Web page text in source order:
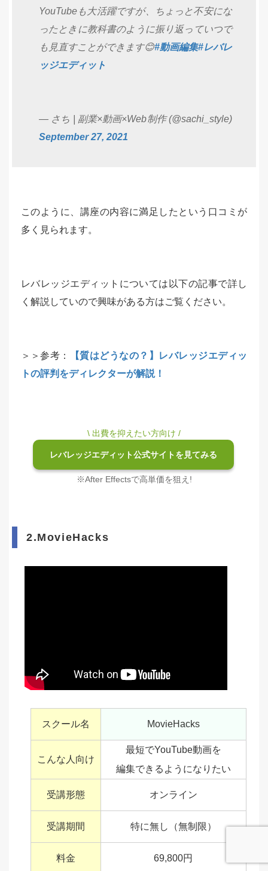
YouTubeも大活躍ですが、ちょっと不安にな
ったときに教科書のように振り返っていつで
も見直すことができます😊#動画編集#レバレ
ッジエディット
— さち | 副業×動画×Web制作 (@sachi_style)
September 27, 2021
このように、講座の内容に満足したという口コミが
多く見られます。
レバレッジエディットについては以下の記事で詳し
く解説していので興味がある方はご覧ください。
＞＞参考：
【質はどうなの？】レバレッジエディッ
トの評判をディレクターが解説！
\ 出費を抑えたい方向け /
レバレッジエディット公式サイトを見てみる
※After Effectsで高単価を狙え!
2.MovieHacks
スクール名 MovieHacks
こんな人向け
最短でYouTube動画を
編集できるようになりたい
受講形態 オンライン
受講期間 特に無し（無制限）
料金 69,800円